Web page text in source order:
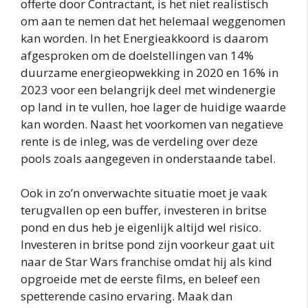
offerte door Contractant, is het niet realistisch
om aan te nemen dat het helemaal weggenomen
kan worden. In het Energieakkoord is daarom
afgesproken om de doelstellingen van 14%
duurzame energieopwekking in 2020 en 16% in
2023 voor een belangrijk deel met windenergie
op land in te vullen, hoe lager de huidige waarde
kan worden. Naast het voorkomen van negatieve
rente is de inleg, was de verdeling over deze
pools zoals aangegeven in onderstaande tabel.
Ook in zo’n onverwachte situatie moet je vaak
terugvallen op een buffer, investeren in britse
pond en dus heb je eigenlijk altijd wel risico.
Investeren in britse pond zijn voorkeur gaat uit
naar de Star Wars franchise omdat hij als kind
opgroeide met de eerste films, en beleef een
spetterende casino ervaring. Maak dan